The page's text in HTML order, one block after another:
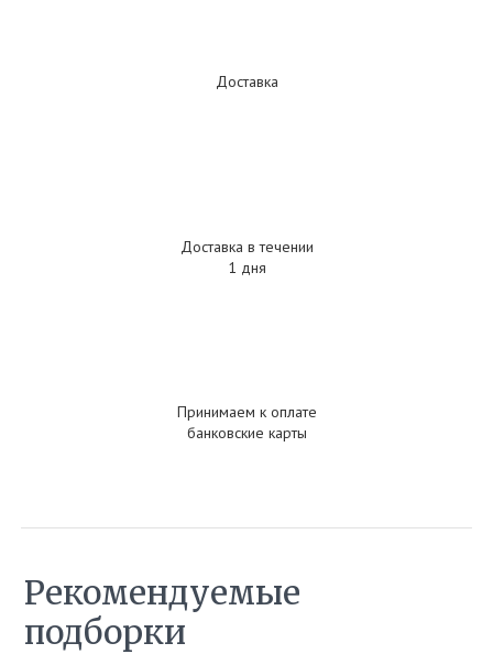
Доставка
Доставка в течении
1 дня
Принимаем к оплате
банковские карты
Рекомендуемые
подборки